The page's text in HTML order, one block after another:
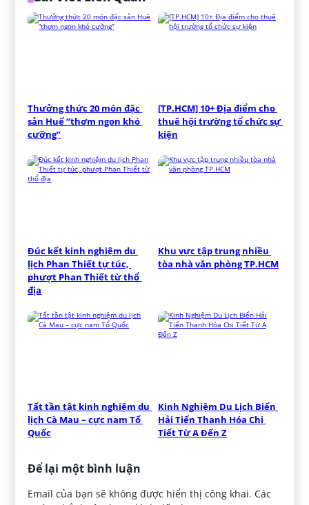
Thưởng thức 20 món đặc
sản Huế “thơm ngon khó
cưỡng”
[TP.HCM] 10+ Địa điểm cho
thuê hội trường tổ chức sự
kiện
Đúc kết kinh nghiệm du
lịch Phan Thiết tự túc,
phượt Phan Thiết từ thổ
địa
Khu vực tập trung nhiều
tòa nhà văn phòng TP.HCM
Tất tần tật kinh nghiệm du
lịch Cà Mau – cực nam Tổ
Quốc
Kinh Nghiệm Du Lịch Biển
Hải Tiến Thanh Hóa Chi
Tiết Từ A Đến Z
Để lại một bình luận
Email của bạn sẽ không được hiển thị công khai. Các